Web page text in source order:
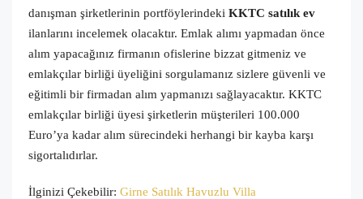
danışman şirketlerinin portföylerindeki KKTC satılık ev
ilanlarını incelemek olacaktır. Emlak alımı yapmadan önce
alım yapacağınız firmanın ofislerine bizzat gitmeniz ve
emlakçılar birliği üyeliğini sorgulamanız sizlere güvenli ve
eğitimli bir firmadan alım yapmanızı sağlayacaktır. KKTC
emlakçılar birliği üyesi şirketlerin müşterileri 100.000
Euro’ya kadar alım sürecindeki herhangi bir kayba karşı
sigortalıdırlar.
İlginizi Çekebilir: Girne Satılık Havuzlu Villa